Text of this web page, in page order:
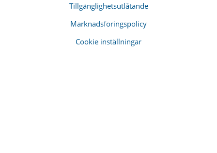
Tillgänglighetsutlåtande
Marknadsföringspolicy
Cookie inställningar